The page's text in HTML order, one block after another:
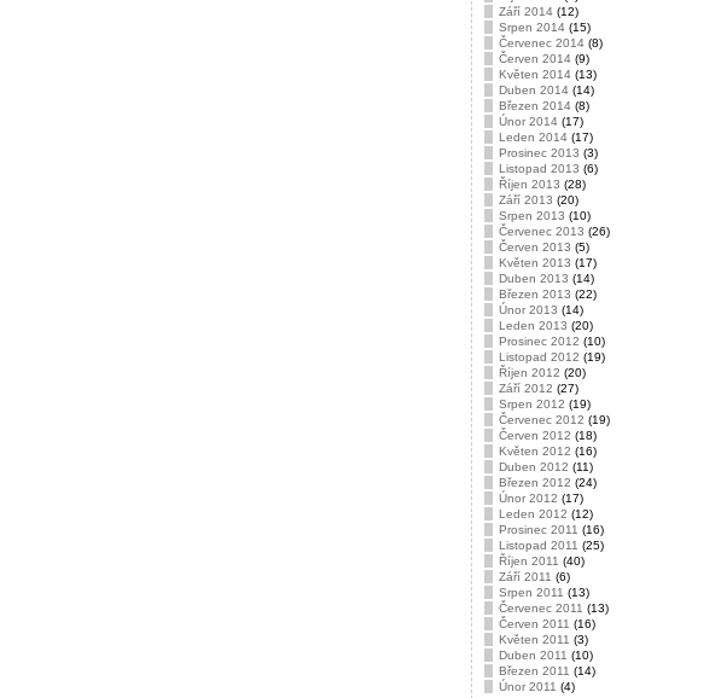
Září 2014(12)
Srpen 2014(15)
Červenec 2014(8)
Červen 2014(9)
Květen 2014(13)
Duben 2014(14)
Březen 2014(8)
Únor 2014(17)
Leden 2014(17)
Prosinec 2013 (3)
Listopad 2013 (6)
Říjen 2013 (28)
Září 2013 (20)
Srpen 2013 (10)
Červenec 2013 (26)
Červen 2013 (5)
Květen 2013 (17)
Duben 2013 (14)
Březen 2013 (22)
Únor 2013 (14)
Leden 2013 (20)
Prosinec 2012 (10)
Listopad 2012 (19)
Říjen 2012 (20)
Září 2012 (27)
Srpen 2012 (19)
Červenec 2012 (19)
Červen 2012 (18)
Květen 2012 (16)
Duben 2012 (11)
Březen 2012 (24)
Únor 2012 (17)
Leden 2012 (12)
Prosinec 2011 (16)
Listopad 2011 (25)
Říjen 2011 (40)
Září 2011 (6)
Srpen 2011 (13)
Červenec 2011 (13)
Červen 2011 (16)
Květen 2011 (3)
Duben 2011 (10)
Březen 2011 (14)
Únor 2011 (4)